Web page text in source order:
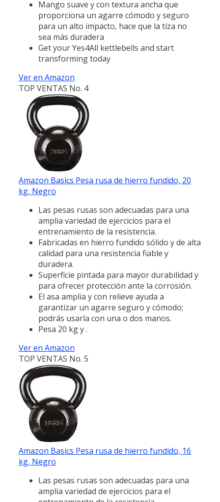
Mango suave y con textura ancha que
proporciona un agarre cómodo y seguro
para un alto impacto, hace que la tiza no
sea más duradera
Get your Yes4All kettlebells and start
transforming today
Ver en Amazon
TOP VENTAS No. 4
Amazon Basics Pesa rusa de hierro fundido, 20
kg, Negro
Las pesas rusas son adecuadas para una
amplia variedad de ejercicios para el
entrenamiento de la resistencia.
Fabricadas en hierro fundido sólido y de alta
calidad para una resistencia fiable y
duradera.
Superficie pintada para mayor durabilidad y
para ofrecer protección ante la corrosión.
El asa amplia y con relieve ayuda a
garantizar un agarre seguro y cómodo;
podrás usarla con una o dos manos.
Pesa 20 kg y .
Ver en Amazon
TOP VENTAS No. 5
Amazon Basics Pesa rusa de hierro fundido, 16
kg, Negro
Las pesas rusas son adecuadas para una
amplia variedad de ejercicios para el